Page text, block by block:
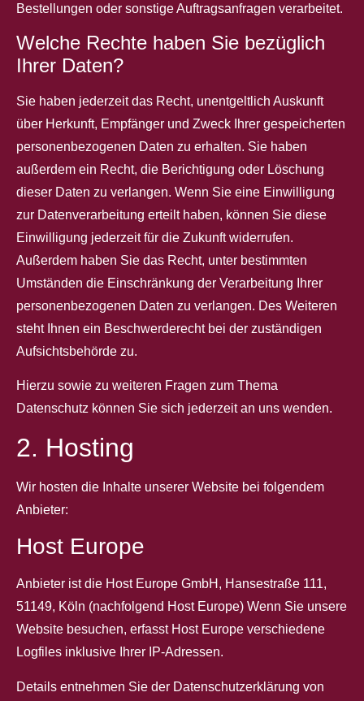
Bestellungen oder sonstige Auftragsanfragen verarbeitet.
Welche Rechte haben Sie bezüglich
Ihrer Daten?
Sie haben jederzeit das Recht, unentgeltlich Auskunft
über Herkunft, Empfänger und Zweck Ihrer gespeicherten
personenbezogenen Daten zu erhalten. Sie haben
außerdem ein Recht, die Berichtigung oder Löschung
dieser Daten zu verlangen. Wenn Sie eine Einwilligung
zur Datenverarbeitung erteilt haben, können Sie diese
Einwilligung jederzeit für die Zukunft widerrufen.
Außerdem haben Sie das Recht, unter bestimmten
Umständen die Einschränkung der Verarbeitung Ihrer
personenbezogenen Daten zu verlangen. Des Weiteren
steht Ihnen ein Beschwerderecht bei der zuständigen
Aufsichtsbehörde zu.
Hierzu sowie zu weiteren Fragen zum Thema
Datenschutz können Sie sich jederzeit an uns wenden.
2. Hosting
Wir hosten die Inhalte unserer Website bei folgendem
Anbieter:
Host Europe
Anbieter ist die Host Europe GmbH, Hansestraße 111,
51149, Köln (nachfolgend Host Europe) Wenn Sie unsere
Website besuchen, erfasst Host Europe verschiedene
Logfiles inklusive Ihrer IP-Adressen.
Details entnehmen Sie der Datenschutzerklärung von